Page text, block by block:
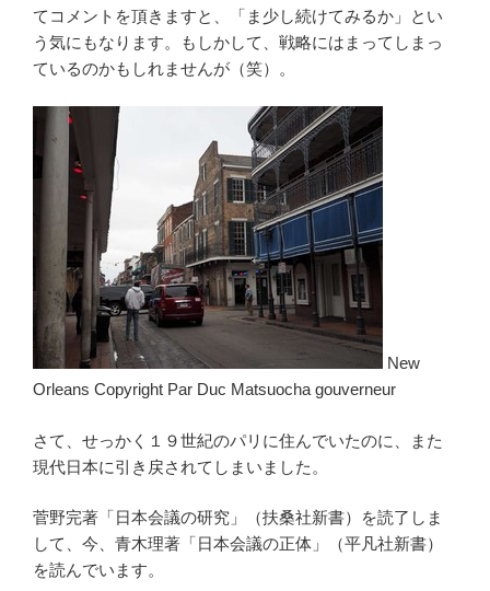
てコメントを頂きますと、「ま少し続けてみるか」とい
う気にもなります。もしかして、戦略にはまってしまっ
ているのかもしれませんが（笑）。
New
Orleans Copyright Par Duc Matsuocha gouverneur
さて、せっかく１９世紀のパリに住んでいたのに、また
現代日本に引き戻されてしまいました。
菅野完著「日本会議の研究」（扶桑社新書）を読了しま
して、今、青木理著「日本会議の正体」（平凡社新書）
を読んでいます。